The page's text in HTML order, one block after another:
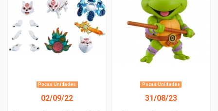
Pocas Unidades
02/09/22
Pocas Unidades
31/08/23